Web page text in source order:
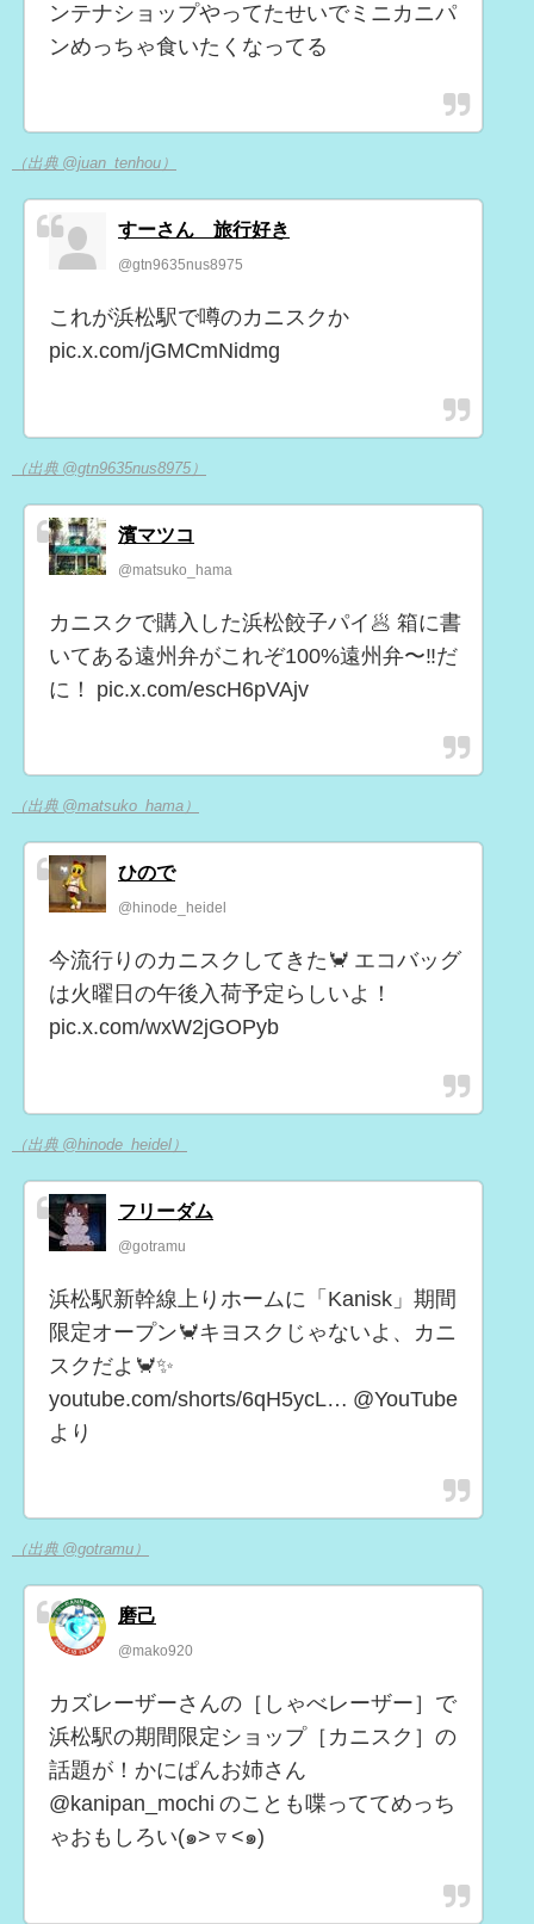
ンテナショップやってたせいでミニカニパ
ンめっちゃ食いたくなってる
（出典 @juan_tenhou）
すーさん 旅行好き
@gtn9635nus8975
これが浜松駅で噂のカニスクか
pic.x.com/jGMCmNidmg
（出典 @gtn9635nus8975）
濱マツコ
@matsuko_hama
カニスクで購入した浜松餃子パイ🥟 箱に書
いてある遠州弁がこれぞ100%遠州弁〜‼︎だ
に！ pic.x.com/escH6pVAjv
（出典 @matsuko_hama）
ひので
@hinode_heidel
今流行りのカニスクしてきた🦀 エコバッグ
は火曜日の午後入荷予定らしいよ！
pic.x.com/wxW2jGOPyb
（出典 @hinode_heidel）
フリーダム
@gotramu
浜松駅新幹線上りホームに「Kanisk」期間
限定オープン🦀キヨスクじゃないよ、カニ
スクだよ🦀✨
youtube.com/shorts/6qH5ycL… @YouTube
より
（出典 @gotramu）
磨己
@mako920
カズレーザーさんの［しゃべレーザー］で
浜松駅の期間限定ショップ［カニスク］の
話題が！かにぱんお姉さん
@kanipan_mochi のことも喋っててめっち
ゃおもしろい(๑˃ ▿ ˂๑)